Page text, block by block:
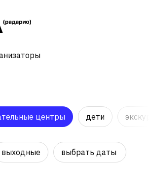
центры дети
выходные выбрать даты